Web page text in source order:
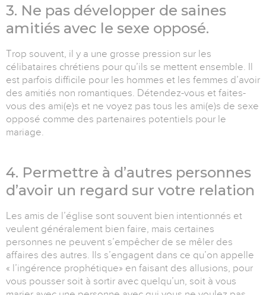
3. Ne pas développer de saines
amitiés avec le sexe opposé.
Trop souvent, il y a une grosse pression sur les
célibataires chrétiens pour qu’ils se mettent ensemble. Il
est parfois difficile pour les hommes et les femmes d’avoir
des amitiés non romantiques. Détendez-vous et faites-
vous des ami(e)s et ne voyez pas tous les ami(e)s de sexe
opposé comme des partenaires potentiels pour le
mariage.
4. Permettre à d’autres personnes
d’avoir un regard sur votre relation
Les amis de l’église sont souvent bien intentionnés et
veulent généralement bien faire, mais certaines
personnes ne peuvent s’empêcher de se mêler des
affaires des autres. Ils s’engagent dans ce qu’on appelle
« l’ingérence prophétique» en faisant des allusions, pour
vous pousser soit à sortir avec quelqu’un, soit à vous